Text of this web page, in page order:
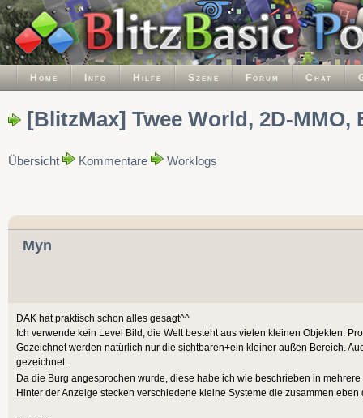
Home Info Hilfe Szene Forum Chat
[BlitzMax] Twee World, 2D-
Übersicht Kommentare Worklogs
Myn
DAK hat praktisch schon alles gesagt^^
Ich verwende kein Level Bild, die Welt besteht aus vielen kleinen Objekten.
Gezeichnet werden natürlich nur die sichtbaren+ein kleiner außen Bereich.
gezeichnet.
Da die Burg angesprochen wurde, diese habe ich wie beschrieben in
Hinter der Anzeige stecken verschiedene kleine Systeme die zusammen